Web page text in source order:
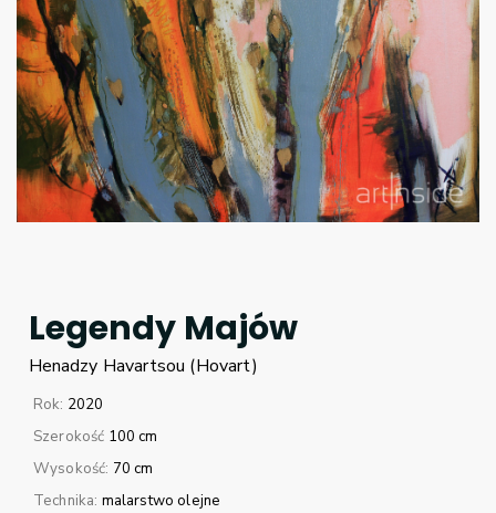
Legendy Majów
Henadzy Havartsou (Hovart)
Rok: 2020
Szerokość 100 cm
Wysokość: 70 cm
Technika: malarstwo olejne